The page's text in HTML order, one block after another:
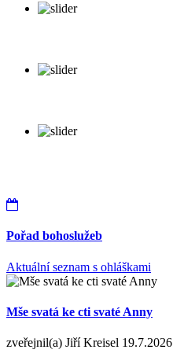
Pořad bohoslužeb
Aktuální seznam s ohláškami
Mše svatá ke cti svaté Anny
zveřejnil(a) Jiří Kreisel 19.7.2026